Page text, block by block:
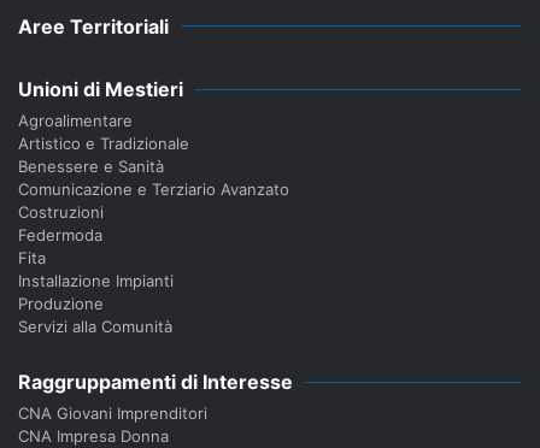
Aree Territoriali
Unioni di Mestieri
Agroalimentare
Artistico e Tradizionale
Benessere e Sanità
Comunicazione e Terziario Avanzato
Costruzioni
Federmoda
Fita
Installazione Impianti
Produzione
Servizi alla Comunità
Raggruppamenti di Interesse
CNA Giovani Imprenditori
CNA Impresa Donna